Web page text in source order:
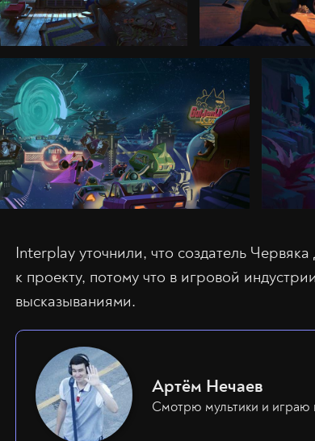
Interplay уточнили, что создатель
к проекту, потому что в игровой
высказываниями.
Артём Нечаев
Смотрю мультики и играю